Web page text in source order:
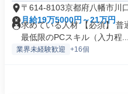
〒614-8103京都府八幡市川
月給19万5000円～21万円
求めている人材 【必須】 普
最低限のPCスキル（入力程...
業界未経験歓迎 +16個